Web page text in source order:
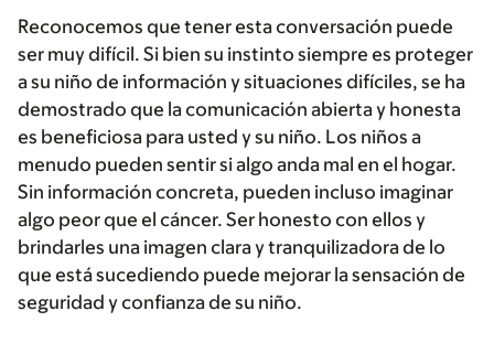
Reconocemos que tener esta conversación puede
ser muy difícil. Si bien su instinto siempre es proteger
a su niño de información y situaciones difíciles, se ha
demostrado que la comunicación abierta y honesta
es beneficiosa para usted y su niño. Los niños a
menudo pueden sentir si algo anda mal en el hogar.
Sin información concreta, pueden incluso imaginar
algo peor que el cáncer. Ser honesto con ellos y
brindarles una imagen clara y tranquilizadora de lo
que está sucediendo puede mejorar la sensación de
seguridad y confianza de su niño.